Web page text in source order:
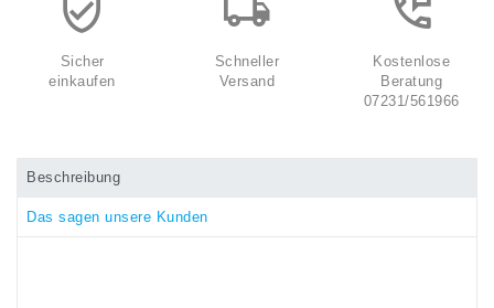
Sicher
einkaufen
Schneller
Versand
Kostenlose
Beratung
07231/561966
Beschreibung
Das sagen unsere Kunden